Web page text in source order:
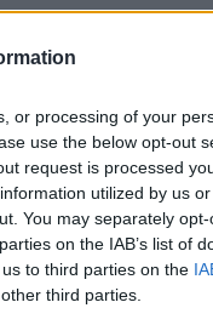
or processing of your
use the below opt-out
request is processed
utilized by us
You may separately
on the IAB’s list of
to third parties on the
third parties.
παιδιών
παρόχων της
μοναδικού
φιλοξενηθούν